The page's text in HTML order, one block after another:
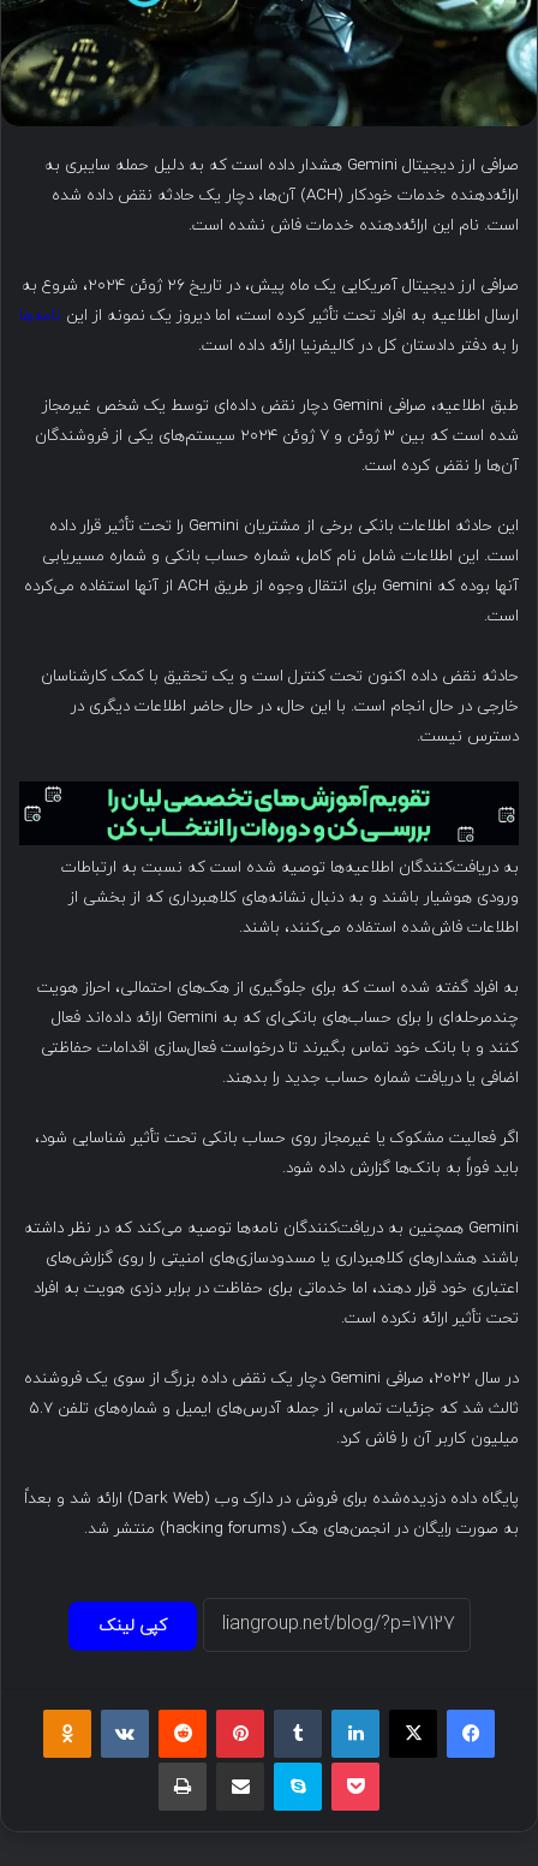
صرافی ارز دیجیتال Gemini هشدار داده است که به دلیل حمله سایبری به
ارائه‌دهنده خدمات خودکار (ACH) آن‌ها، دچار یک حادثه نقض داده شده
است. نام این ارائه‌دهنده خدمات فاش نشده است.
صرافی ارز دیجیتال آمریکایی یک ماه پیش، در تاریخ ۲۶ ژوئن ۲۰۲۴، شروع به
ارسال اطلاعیه به افراد تحت تأثیر کرده است، اما دیروز یک نمونه از این نامه‌ها
را به دفتر دادستان کل در کالیفرنیا ارائه داده است.
طبق اطلاعیه، صرافی Gemini دچار نقض داده‌ای توسط یک شخص غیرمجاز
شده است که بین ۳ ژوئن و ۷ ژوئن ۲۰۲۴ سیستم‌های یکی از فروشندگان
آن‌ها را نقض کرده است.
این حادثه اطلاعات بانکی برخی از مشتریان Gemini را تحت تأثیر قرار داده
است. این اطلاعات شامل نام کامل، شماره حساب بانکی و شماره مسیریابی
آنها بوده که Gemini برای انتقال وجوه از طریق ACH از آنها استفاده می‌کرده
است.
حادثه نقض داده اکنون تحت کنترل است و یک تحقیق با کمک کارشناسان
خارجی در حال انجام است. با این حال، در حال حاضر اطلاعات دیگری در
دسترس نیست.
به دریافت‌کنندگان اطلاعیه‌ها توصیه شده است که نسبت به ارتباطات
ورودی هوشیار باشند و به دنبال نشانه‌های کلاهبرداری که از بخشی از
اطلاعات فاش‌شده استفاده می‌کنند، باشند.
به افراد گفته شده است که برای جلوگیری از هک‌های احتمالی، احراز هویت
چندمرحله‌ای را برای حساب‌های بانکی‌ای که به Gemini ارائه داده‌اند فعال
کنند و با بانک خود تماس بگیرند تا درخواست فعال‌سازی اقدامات حفاظتی
اضافی یا دریافت شماره حساب جدید را بدهند.
اگر فعالیت مشکوک یا غیرمجاز روی حساب بانکی تحت تأثیر شناسایی شود،
باید فوراً به بانک‌ها گزارش داده شود.
Gemini همچنین به دریافت‌کنندگان نامه‌ها توصیه می‌کند که در نظر داشته
باشند هشدارهای کلاهبرداری یا مسدودسازی‌های امنیتی را روی گزارش‌های
اعتباری خود قرار دهند، اما خدماتی برای حفاظت در برابر دزدی هویت به افراد
تحت تأثیر ارائه نکرده است.
در سال ۲۰۲۲، صرافی Gemini دچار یک نقض داده بزرگ از سوی یک فروشنده
ثالث شد که جزئیات تماس، از جمله آدرس‌های ایمیل و شماره‌های تلفن ۵.۷
میلیون کاربر آن را فاش کرد.
پایگاه داده دزدیده‌شده برای فروش در دارک وب (Dark Web) ارائه شد و بعداً
به صورت رایگان در انجمن‌های هک (hacking forums) منتشر شد.
کپی لینک
فیسبوک ایکس لینکداین پینتریست
پاکت اسکایپ چاپ